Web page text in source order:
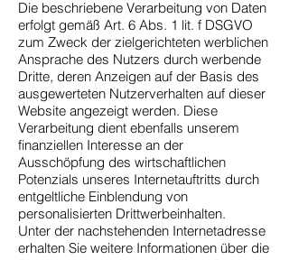
Die beschriebene Verarbeitung von Daten
erfolgt gemäß Art. 6 Abs. 1 lit. f DSGVO
zum Zweck der zielgerichteten werblichen
Ansprache des Nutzers durch werbende
Dritte, deren Anzeigen auf der Basis des
ausgewerteten Nutzerverhalten auf dieser
Website angezeigt werden. Diese
Verarbeitung dient ebenfalls unserem
finanziellen Interesse an der
Ausschöpfung des wirtschaftlichen
Potenzials unseres Internetauftritts durch
entgeltliche Einblendung von
personalisierten Drittwerbeinhalten.
Unter der nachstehenden Internetadresse
erhalten Sie weitere Informationen über die